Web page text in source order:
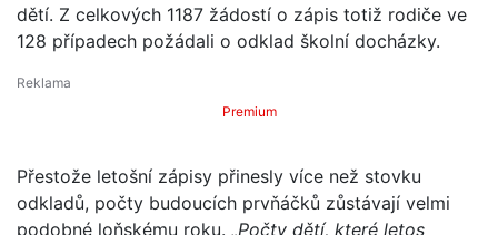
dětí. Z celkových 1187 žádostí o zápis totiž rodiče ve
128 případech požádali o odklad školní docházky.
Premium
Přestože letošní zápisy přinesly více než stovku
odkladů, počty budoucích prvňáčků zůstávají velmi
podobné loňskému roku. „Počty dětí, které letos